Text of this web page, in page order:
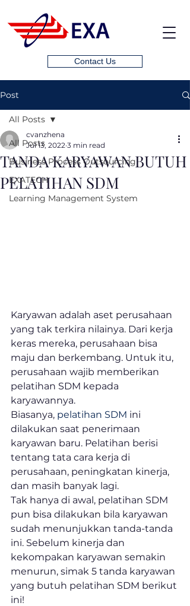
Contact Us
Post
All Posts
Business Process Outsourcing
EXATECH
Learning Management System
All Posts
TANDA KARYAWAN BUTUH
PELATIHAN SDM
cvanzhena
Jul 13, 2022 3 min read
Karyawan adalah aset perusahaan
yang tak terkira nilainya. Dari kerja
keras mereka, perusahaan bisa
maju dan berkembang. Untuk itu,
perusahaan wajib memberikan
pelatihan SDM kepada
karyawannya.
Biasanya, pelatihan SDM ini
dilakukan saat penerimaan
karyawan baru. Pelatihan berisi
tentang tata cara kerja di
perusahaan, peningkatan kinerja,
dan masih banyak lagi.
Tak hanya di awal, pelatihan SDM
pun bisa dilakukan bila karyawan
sudah menunjukkan tanda-tanda
ini. Sebelum kinerja dan
kekompakan karyawan semakin
menurun, simak 5 tanda karyawan
yang butuh pelatihan SDM berikut
ini!